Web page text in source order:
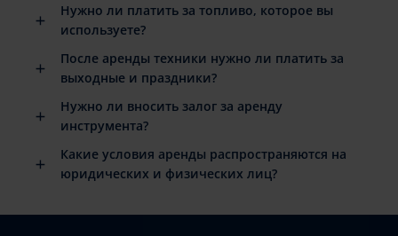
Нужно ли платить за топливо, которое вы
используете?
После аренды техники нужно ли платить за
выходные и праздники?
Нужно ли вносить залог за аренду
инструмента?
Какие условия аренды распространяются на
юридических и физических лиц?